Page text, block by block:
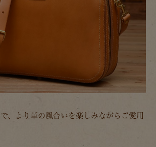
、より革の風合いを楽しみながらご愛用